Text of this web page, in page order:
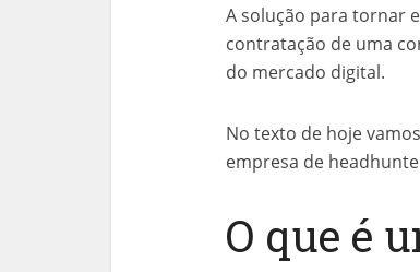
A solução para tornar
contratação de uma
do mercado digital.
No texto de hoje
empresa de
O que é